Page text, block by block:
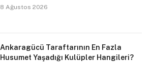
8 Ağustos 2026
Ankaragücü Taraftarının En Fazla
Husumet Yaşadığı Kulüpler Hangileri?